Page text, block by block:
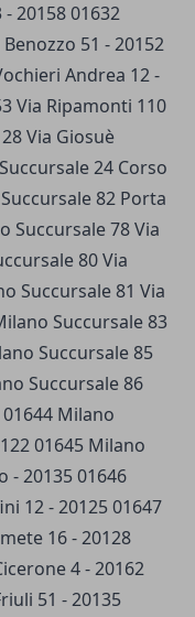
20158 01632
51 - 20152
Andrea 12 -
Via Ripamonti 110
Via Giosuè
24 Corso
82 Porta
Succursale 78 Via
80 Via
Succursale 81 Via
Succursale 83
Succursale 85
Succursale 86
Milano
01645 Milano
- 20135 01646
12 - 20125 01647
16 - 20128
4 - 20162
51 - 20135